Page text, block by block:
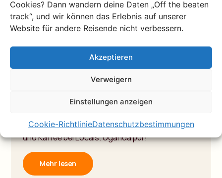
Cookies? Dann wandern deine Daten „Off the beaten
track“, und wir können das Erlebnis auf unserer
Website für andere Reisende nicht verbessern.
Akzeptieren
Verweigern
Einstellungen anzeigen
Cookie-RichtlinieDatenschutzbestimmungen
Travel Story: Matthijs und
Jeep: Gorilla Trekking, Leoparden in der Savanne
und Kaffee bei Locals. Uganda pur!
Mehr lesen